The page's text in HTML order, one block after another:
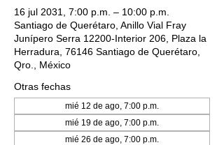
16 jul 2031, 7:00 p.m. – 10:00 p.m.
Santiago de Querétaro, Anillo Vial Fray
Junípero Serra 12200-Interior 206, Plaza la
Herradura, 76146 Santiago de Querétaro,
Qro., México
Otras fechas
mié 12 de ago, 7:00 p.m.
mié 19 de ago, 7:00 p.m.
mié 26 de ago, 7:00 p.m.